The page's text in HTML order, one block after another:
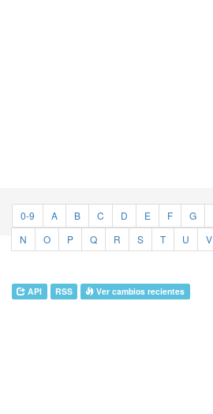
0-9 A B C D E F G
N
O P Q R S T U V
API RSS Ver cambios recientes